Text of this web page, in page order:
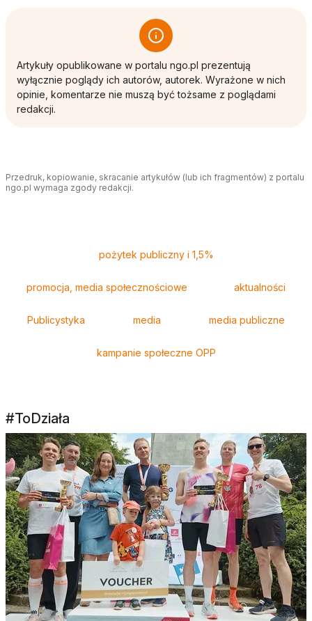
Artykuły opublikowane w portalu ngo.pl prezentują
wyłącznie poglądy ich autorów, autorek. Wyrażone w nich
opinie, komentarze nie muszą być tożsame z poglądami
redakcji.
Przedruk, kopiowanie, skracanie artykułów (lub ich fragmentów) z portalu
ngo.pl wymaga zgody redakcji.
pożytek publiczny i 1,5%
promocja, media społecznościowe aktualności
Publicystyka media media publiczne
kampanie społeczne OPP
#ToDziała